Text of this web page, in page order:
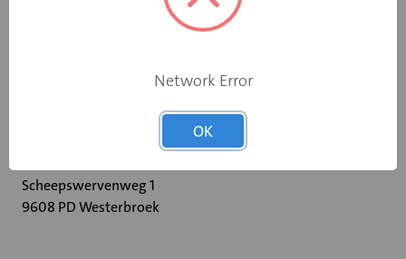
Scheepswervenweg 1
9608 PD Westerbroek
Network Error
OK